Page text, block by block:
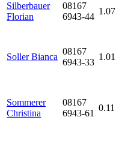
Silberbauer
Florian
08167
6943-44
1.07
Soller Bianca
08167
6943-33
1.01
Sommerer
Christina
08167
6943-61
0.11